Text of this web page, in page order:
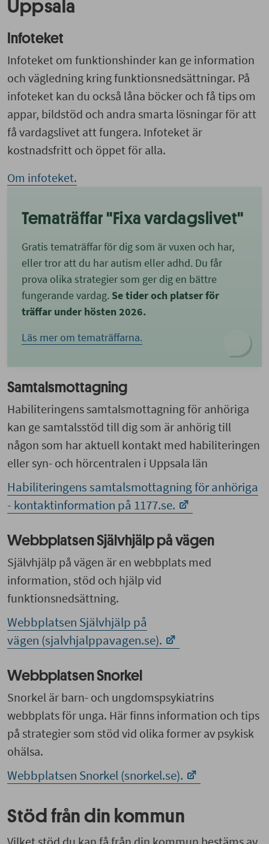
Uppsala
Infoteket
Infoteket om funktionshinder kan ge information
och vägledning kring funktionsnedsättningar. På
infoteket kan du också låna böcker och få tips om
appar, bildstöd och andra smarta lösningar för att
få vardagslivet att fungera. Infoteket är
kostnadsfritt och öppet för alla.
Om infoteket.
Tematräffar "Fixa vardagslivet"
Gratis tematräffar för dig som är vuxen och har,
eller tror att du har autism eller adhd. Du får
prova olika strategier som ger dig en bättre
fungerande vardag. Se tider och platser för
träffar under hösten 2026.
Läs mer om tematräffarna.
Samtalsmottagning
Habiliteringens samtalsmottagning för anhöriga
kan ge samtalsstöd till dig som är anhörig till
någon som har aktuell kontakt med habiliteringen
eller syn- och hörcentralen i Uppsala län
Habiliteringens samtalsmottagning för anhöriga
- kontaktinformation på 1177.se.
Webbplatsen Självhjälp på vägen
Självhjälp på vägen är en webbplats med
information, stöd och hjälp vid
funktionsnedsättning.
Webbplatsen Självhjälp på
vägen (sjalvhjalppavagen.se).
Webbplatsen Snorkel
Snorkel är barn- och ungdomspsykiatrins
webbplats för unga. Här finns information och tips
på strategier som stöd vid olika former av psykisk
ohälsa.
Webbplatsen Snorkel (snorkel.se).
Stöd från din kommun